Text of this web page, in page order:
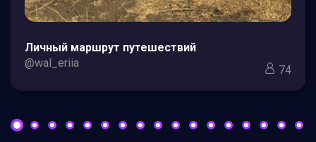
Личный маршрут путешествий
@wal_eriia
74